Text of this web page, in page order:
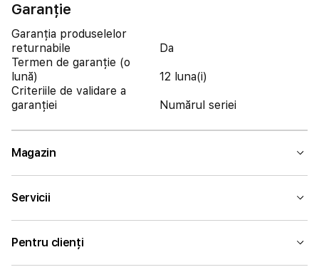
Garanție
Garanția produselelor
returnabile
Da
Termen de garanție (o
lună)
12 luna(i)
Criteriile de validare a
garanției
Numărul seriei
Magazin
Servicii
Pentru clienți